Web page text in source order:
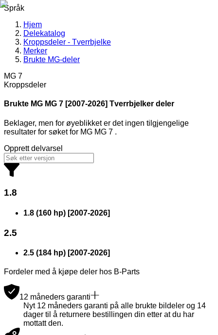
Språk
Hjem
Delekatalog
Kroppsdeler - Tverrbjelke
Merker
Brukte MG-deler
MG 7
Kroppsdeler
Brukte MG MG 7 [2007-2026] Tverrbjelker deler
Beklager, men for øyeblikket er det ingen tilgjengelige
resultater for søketfor MG MG 7 .
Opprett delvarsel
1.8
1.8 (160 hp) [2007-2026]
2.5
2.5 (184 hp) [2007-2026]
Fordeler med å kjøpe deler hos B-Parts
12 måneders garanti
Nyt 12 måneders garanti på alle brukte bildeler og 14
dager til å returnere bestillingen din etter at du har
mottatt den.